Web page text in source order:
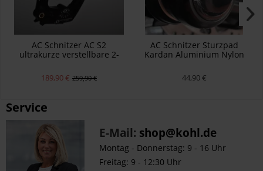
AC Schnitzer AC S2
ultrakurze verstellbare 2-
189,90 € 259,90 €
AC Schnitzer Sturzpad
Kardan Aluminium Nylon
44,90 €
Service
E-Mail: shop@kohl.de
Montag - Donnerstag: 9 - 16 Uhr
Freitag: 9 - 12:30 Uhr